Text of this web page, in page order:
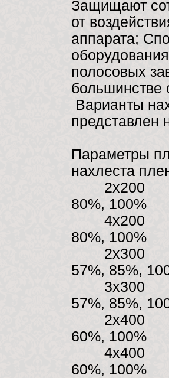
Защищают
от
аппарата;
полосовых
большинстве
Варианты
представлен
Параметры
нахлеста
80%, 100%
80%, 100%
57%, 85%,
57%, 85%,
60%, 100%
60%, 100%